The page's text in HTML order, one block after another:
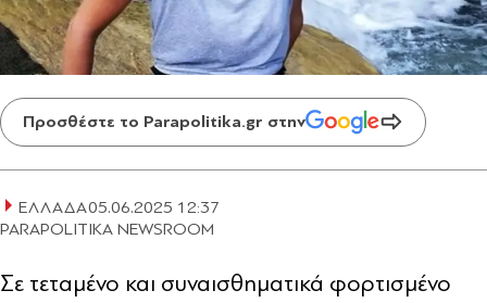
Προσθέστε το Parapolitika.gr στην
ΕΛΛΑΔΑ05.06.2025 12:37
PARAPOLITIKA NEWSROOM
Σε τεταμένο και συναισθηματικά φορτισμένο